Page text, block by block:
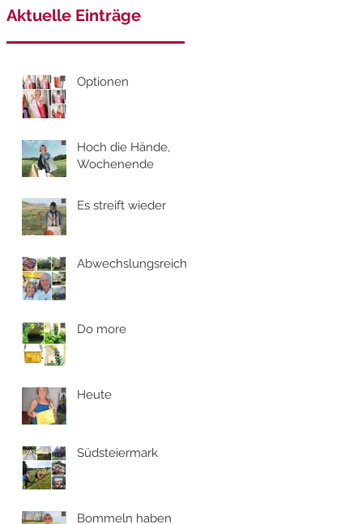
Aktuelle Einträge
Optionen
Hoch die Hände,
Wochenende
Es streift wieder
Abwechslungsreich
Do more
Heute
Südsteiermark
Bommeln haben